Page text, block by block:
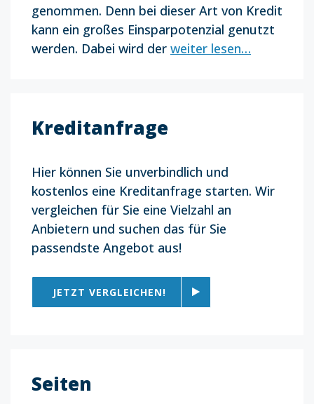
genommen. Denn bei dieser Art von Kredit
kann ein großes Einsparpotenzial genutzt
werden. Dabei wird der weiter lesen…
Kreditanfrage
Hier können Sie unverbindlich und
kostenlos eine Kreditanfrage starten. Wir
vergleichen für Sie eine Vielzahl an
Anbietern und suchen das für Sie
passendste Angebot aus!
JETZT VERGLEICHEN!
Seiten